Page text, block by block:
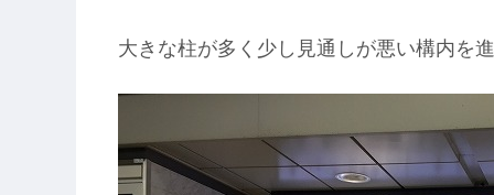
大きな柱が多く少し見通しが悪い構内を